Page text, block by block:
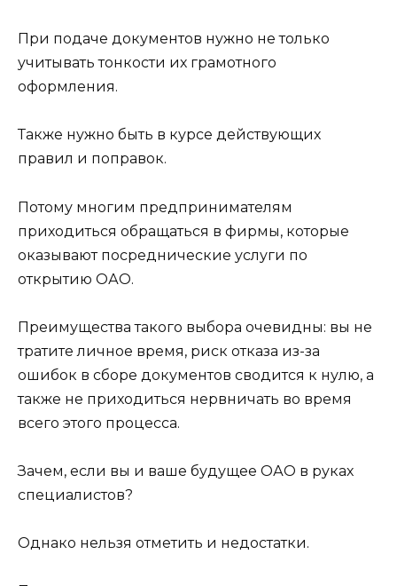
При подаче документов нужно не только
учитывать тонкости их грамотного
оформления.
Также нужно быть в курсе действующих
правил и поправок.
Потому многим предпринимателям
приходиться обращаться в фирмы, которые
оказывают посреднические услуги по
открытию ОАО.
Преимущества такого выбора очевидны: вы не
тратите личное время, риск отказа из-за
ошибок в сборе документов сводится к нулю, а
также не приходиться нервничать во время
всего этого процесса.
Зачем, если вы и ваше будущее ОАО в руках
специалистов?
Однако нельзя отметить и недостатки.